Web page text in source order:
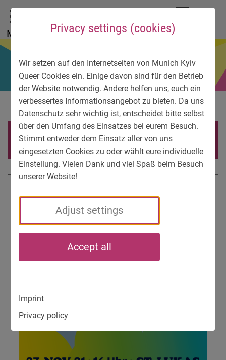
Privacy settings (cookies)
Wir setzen auf den Internetseiten von Munich Kyiv
Queer Cookies ein. Einige davon sind für den Betrieb
der Website notwendig. Andere helfen uns, euch ein
verbessertes Informationsangebot zu bieten. Da uns
Datenschutz sehr wichtig ist, entscheidet bitte selbst
über den Umfang des Einsatzes bei eurem Besuch.
Stimmt entweder dem Einsatz aller von uns
eingesetzten Cookies zu oder wählt eure individuelle
Einstellung. Vielen Dank und viel Spaß beim Besuch
unserer Website!
Adjust settings
Accept all
Imprint
Privacy policy
To main menu
To language menu
To search
To content
To service information
Menu
News